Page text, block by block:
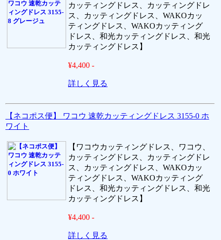
カッティングドレス、カッティングドレ
ス、カッティングドレス、WAKOカッ
ティングドレス、WAKOカッティング
ドレス、和光カッティングドレス、和光
カッティングドレス】
¥4,400 -
詳しく見る
【ネコポス便】 ワコウ 速乾カッティングドレス 3155-0 ホ
ワイト
【ワコウカッティングドレス、ワコウ、
カッティングドレス、カッティングドレ
ス、カッティングドレス、WAKOカッ
ティングドレス、WAKOカッティング
ドレス、和光カッティングドレス、和光
カッティングドレス】
¥4,400 -
詳しく見る